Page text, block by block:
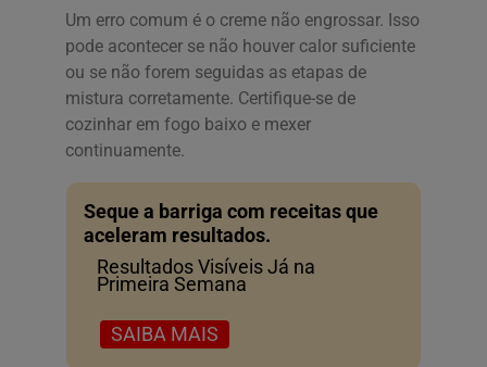
Um erro comum é o creme não engrossar. Isso
pode acontecer se não houver calor suficiente
ou se não forem seguidas as etapas de
mistura corretamente. Certifique-se de
cozinhar em fogo baixo e mexer
continuamente.
Seque a barriga com receitas que
aceleram resultados.
Resultados Visíveis Já na
Primeira Semana
SAIBA MAIS